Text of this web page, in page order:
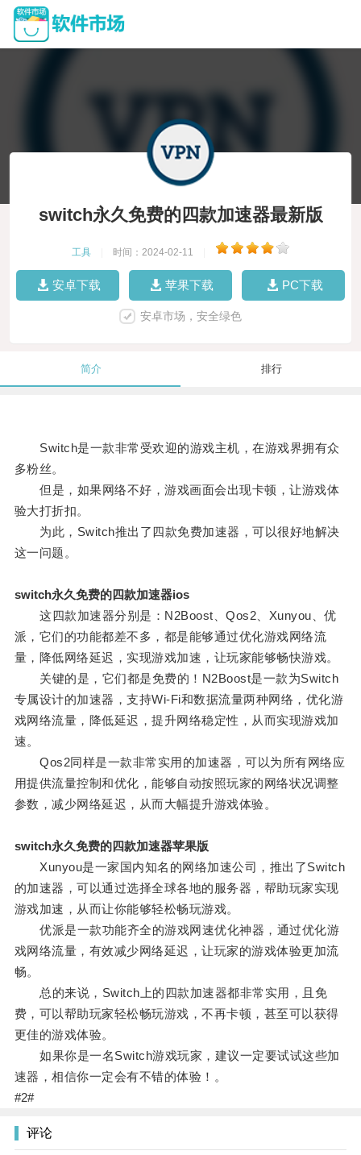
switch永久免费的四款加速器最新版
工具 时间：2024-02-11
安卓下载 苹果下载 PC下载
安卓市场，安全绿色
简介 排行
Switch是一款非常受欢迎的游戏主机，在游戏界拥有众
多粉丝。
但是，如果网络不好，游戏画面会出现卡顿，让游戏体
验大打折扣。
为此，Switch推出了四款免费加速器，可以很好地解决
这一问题。
switch永久免费的四款加速器ios
这四款加速器分别是：N2Boost、Qos2、Xunyou、优
派，它们的功能都差不多，都是能够通过优化游戏网络流
量，降低网络延迟，实现游戏加速，让玩家能够畅快游戏。
关键的是，它们都是免费的！N2Boost是一款为Switch
专属设计的加速器，支持Wi-Fi和数据流量两种网络，优化游
戏网络流量，降低延迟，提升网络稳定性，从而实现游戏加
速。
Qos2同样是一款非常实用的加速器，可以为所有网络应
用提供流量控制和优化，能够自动按照玩家的网络状况调整
参数，减少网络延迟，从而大幅提升游戏体验。
switch永久免费的四款加速器苹果版
Xunyou是一家国内知名的网络加速公司，推出了Switch
的加速器，可以通过选择全球各地的服务器，帮助玩家实现
游戏加速，从而让你能够轻松畅玩游戏。
优派是一款功能齐全的游戏网速优化神器，通过优化游
戏网络流量，有效减少网络延迟，让玩家的游戏体验更加流
畅。
总的来说，Switch上的四款加速器都非常实用，且免
费，可以帮助玩家轻松畅玩游戏，不再卡顿，甚至可以获得
更佳的游戏体验。
如果你是一名Switch游戏玩家，建议一定要试试这些加
速器，相信你一定会有不错的体验！。
#2#
评论